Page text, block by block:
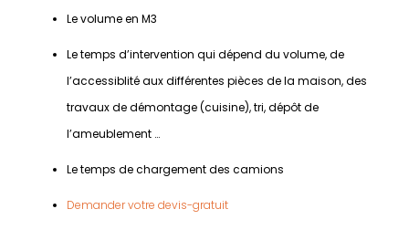
Le volume en M3
Le temps d’intervention qui dépend du volume, de
l’accessiblité aux différentes pièces de la maison, des
travaux de démontage (cuisine), tri, dépôt de
l’ameublement …
Le temps de chargement des camions
Demander votre devis-gratuit